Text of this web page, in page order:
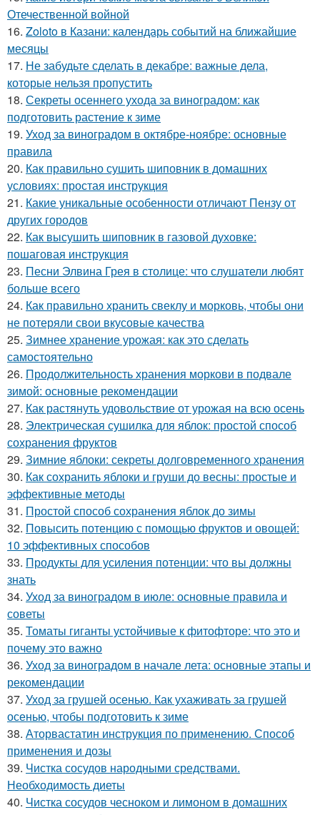
Отечественной войной
16. Zoloto в Казани: календарь событий на ближайшие
месяцы
17. Не забудьте сделать в декабре: важные дела,
которые нельзя пропустить
18. Секреты осеннего ухода за виноградом: как
подготовить растение к зиме
19. Уход за виноградом в октябре-ноябре: основные
правила
20. Как правильно сушить шиповник в домашних
условиях: простая инструкция
21. Какие уникальные особенности отличают Пензу от
других городов
22. Как высушить шиповник в газовой духовке:
пошаговая инструкция
23. Песни Элвина Грея в столице: что слушатели любят
больше всего
24. Как правильно хранить свеклу и морковь, чтобы они
не потеряли свои вкусовые качества
25. Зимнее хранение урожая: как это сделать
самостоятельно
26. Продолжительность хранения моркови в подвале
зимой: основные рекомендации
27. Как растянуть удовольствие от урожая на всю осень
28. Электрическая сушилка для яблок: простой способ
сохранения фруктов
29. Зимние яблоки: секреты долговременного хранения
30. Как сохранить яблоки и груши до весны: простые и
эффективные методы
31. Простой способ сохранения яблок до зимы
32. Повысить потенцию с помощью фруктов и овощей:
10 эффективных способов
33. Продукты для усиления потенции: что вы должны
знать
34. Уход за виноградом в июле: основные правила и
советы
35. Томаты гиганты устойчивые к фитофторе: что это и
почему это важно
36. Уход за виноградом в начале лета: основные этапы и
рекомендации
37. Уход за грушей осенью. Как ухаживать за грушей
осенью, чтобы подготовить к зиме
38. Аторвастатин инструкция по применению. Способ
применения и дозы
39. Чистка сосудов народными средствами.
Необходимость диеты
40. Чистка сосудов чесноком и лимоном в домашних